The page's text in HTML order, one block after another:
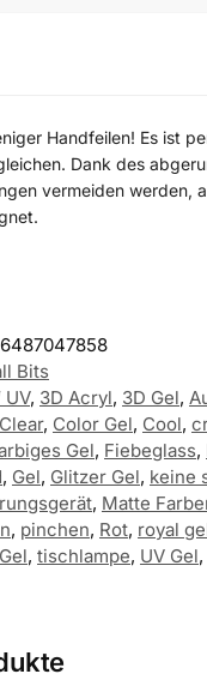
Handfeilen! Es ist
Dank des
vermeiden werden,
Bits
UV, 3D Acryl, 3D Gel,
Clear, Color Gel, Cool,
Gel, Fiebeglass,
, Gel, Glitzer Gel, keine
, Matte
, pinchen, Rot, royal
, tischlampe, UV Gel,